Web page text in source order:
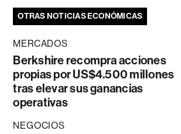
OTRAS NOTICIAS ECONÓMICAS
MERCADOS
Berkshire recompra acciones
propias por US$4.500 millones
tras elevar sus ganancias
operativas
NEGOCIOS